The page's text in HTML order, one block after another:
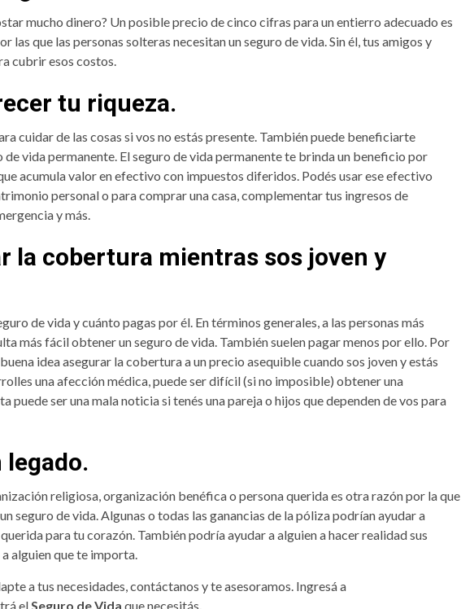
mucho dinero? Un posible precio de cinco cifras para un entierro adecuado es
las que las personas solteras necesitan un seguro de vida. Sin él, tus amigos y
cubrir esos costos.
tu riqueza.
cuidar de las cosas si vos no estás presente. También puede beneficiarte
de vida permanente. El seguro de vida permanente te brinda un beneficio por
acumula valor en efectivo con impuestos diferidos. Podés usar ese efectivo
personal o para comprar una casa, complementar tus ingresos de
y más.
la cobertura mientras sos joven y
de vida y cuánto pagas por él. En términos generales, a las personas más
más fácil obtener un seguro de vida. También suelen pagar menos por ello. Por
idea asegurar la cobertura a un precio asequible cuando sos joven y estás
una afección médica, puede ser difícil (si no imposible) obtener una
puede ser una mala noticia si tenés una pareja o hijos que dependen de vos para
legado.
religiosa, organización benéfica o persona querida es otra razón por la que
seguro de vida. Algunas o todas las ganancias de la póliza podrían ayudar a
para tu corazón. También podría ayudar a alguien a hacer realidad sus
alguien que te importa.
a tus necesidades, contáctanos y te asesoramos. Ingresá a
elSeguro de Vida que necesitás.